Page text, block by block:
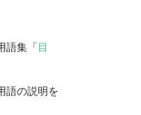
語集「目
語の説明を